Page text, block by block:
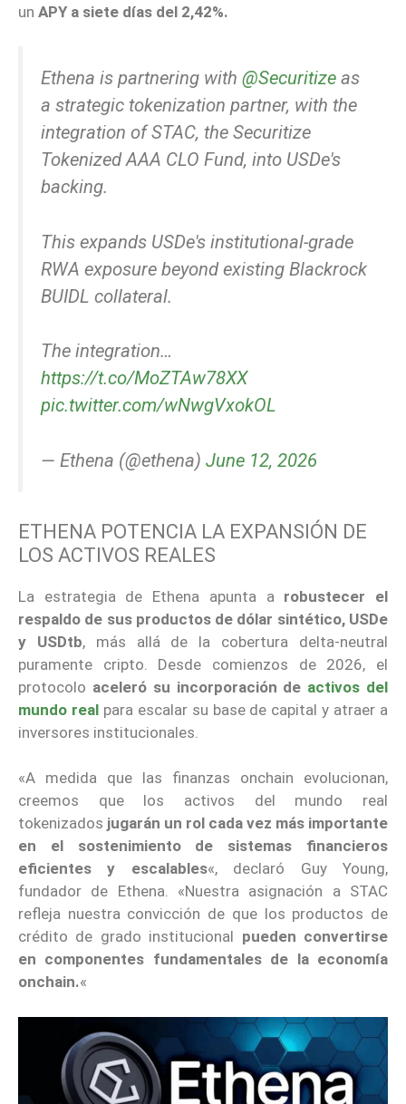
un APY a siete días del 2,42%.
Ethena is partnering with @Securitize as
a strategic tokenization partner, with the
integration of STAC, the Securitize
Tokenized AAA CLO Fund, into USDe's
backing.
This expands USDe's institutional-grade
RWA exposure beyond existing Blackrock
BUIDL collateral.
The integration…
https://t.co/MoZTAw78XX
pic.twitter.com/wNwgVxokOL
— Ethena (@ethena) June 12, 2026
ETHENA POTENCIA LA EXPANSIÓN DE
LOS ACTIVOS REALES
La estrategia de Ethena apunta a robustecer el
respaldo de sus productos de dólar sintético, USDe
y USDtb, más allá de la cobertura delta-neutral
puramente cripto. Desde comienzos de 2026, el
protocolo aceleró su incorporación de activos del
mundo realpara escalar su base de capital y atraer a
inversores institucionales.
«A medida que las finanzas onchain evolucionan,
creemos que los activos del mundo real
tokenizados jugarán un rol cada vez más importante
en el sostenimiento de sistemas financieros
eficientes y escalables«, declaró Guy Young,
fundador de Ethena. «Nuestra asignación a STAC
refleja nuestra convicción de que los productos de
crédito de grado institucional pueden convertirse
en componentes fundamentales de la economía
onchain.«